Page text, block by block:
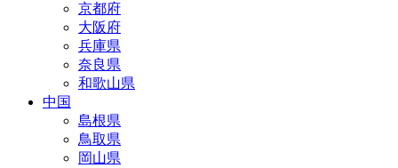
京都府
大阪府
兵庫県
奈良県
和歌山県
中国
島根県
鳥取県
岡山県